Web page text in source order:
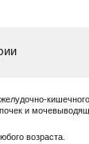
и
возраста.